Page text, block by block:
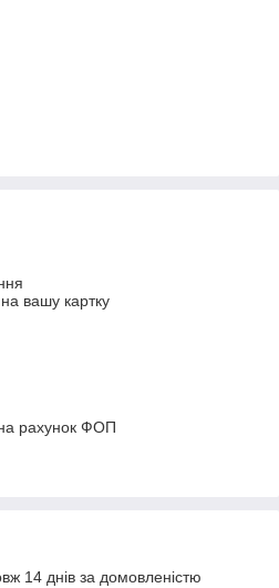
вашу картку
рахунок ФОП
14 днів за домовленістю